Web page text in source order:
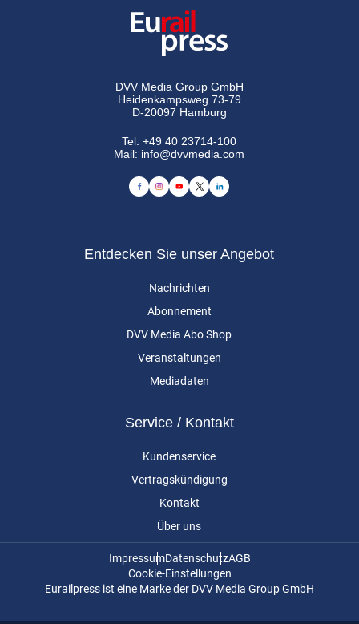
DVV Media Group GmbH
Heidenkampsweg 73-79
D-20097 Hamburg
Tel:+49 40 23714-100
Mail: info@dvvmedia.com
Entdecken Sie unser Angebot
Nachrichten
Abonnement
DVV Media Abo Shop
Veranstaltungen
Mediadaten
Service / Kontakt
Kundenservice
Vertragskündigung
Kontakt
Über uns
ImpressumDatenschutzAGB
Cookie-Einstellungen
Eurailpress ist eine Marke der DVV Media Group GmbH